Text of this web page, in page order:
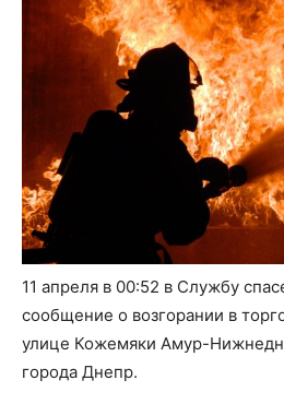
11 апреля в 00:52 в Службу
сообщение о возгорании в
улице Кожемяки Амур-
города Днепр.